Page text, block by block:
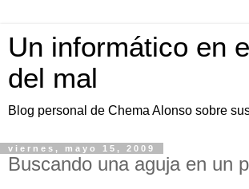
Un informático en
del mal
Blog personal de Chema Alonso sobre
viernes, mayo 15, 2009
Buscando una aguja en un